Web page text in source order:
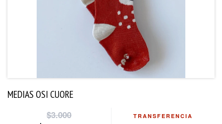
MEDIAS OSI CUORE
$3.000 TRANSFERENCIA